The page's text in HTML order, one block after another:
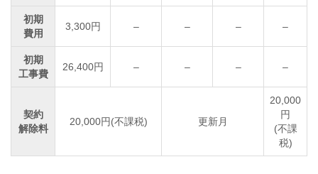
初期
費用
3,300円 – – – –
初期
工事費
26,400円 – – – –
契約
解除料
20,000円(不課税) 更新月
20,000
円
(不課
税)